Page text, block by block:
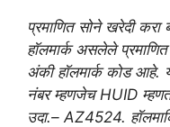
प्रमाणित सोने खरेदी
हॉलमार्क असलेले
अंकी हॉलमार्क कोड आहे.
नंबर म्हणजेच HUID
उदा.– AZ4524.